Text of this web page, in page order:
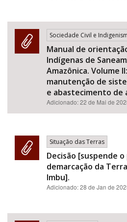
Sociedade Civil e
Manual de
Indígenas de
Amazônica. Volume
manutenção de
e abastecimento de
Adicionado:22 de Mai de
Situação das Terras
Decisão [suspende
demarcação da
Imbu].
Adicionado:28 de Jan de